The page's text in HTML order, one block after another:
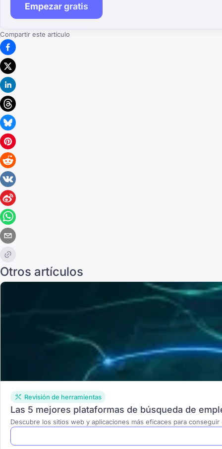
Empezar gratis
Compartir este artículo
Otros artículos
Revisión de herramientas
Las 5 mejores plataformas de búsqueda de
Descubre los sitios web y aplicaciones más eficaces para